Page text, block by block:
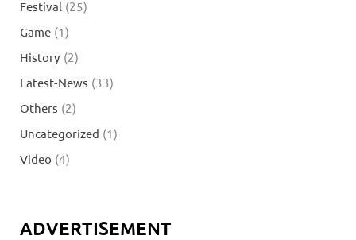
Festival (25)
Game (1)
History (2)
Latest-News (33)
Others (2)
Uncategorized (1)
Video (4)
ADVERTISEMENT